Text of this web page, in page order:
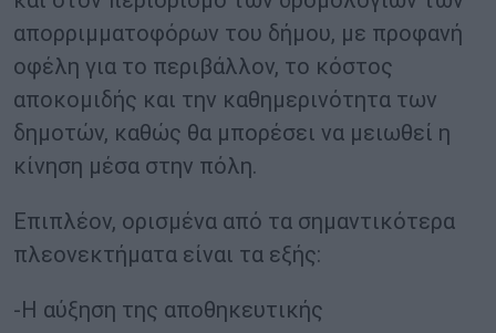
απορριμματοφόρων του δήμου, με προφανή
οφέλη για το περιβάλλον, το κόστος
αποκομιδής και την καθημερινότητα των
δημοτών, καθώς θα μπορέσει να μειωθεί η
κίνηση μέσα στην πόλη.
Επιπλέον, ορισμένα από τα σημαντικότερα
πλεονεκτήματα είναι τα εξής:
-Η αύξηση της αποθηκευτικής